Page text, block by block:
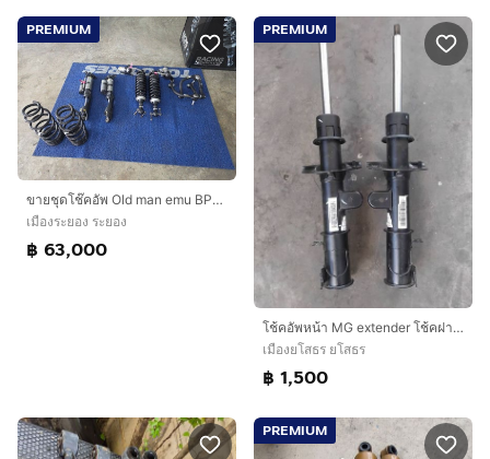
PREMIUM
ขายชุดโช๊คอัพ Old man emu BP51 ใส่ใน Ford Everest Nextgen
เมืองระยอง ระยอง
฿ 63,000
PREMIUM
โช้คอัพหน้า MG extender โช้คฝากท้าย MG Zs gs mg3
เมืองยโสธร ยโสธร
฿ 1,500
PREMIUM